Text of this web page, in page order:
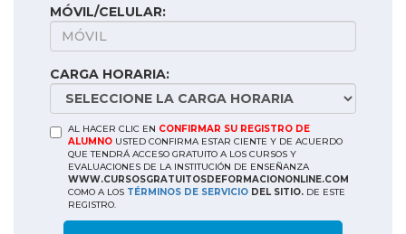
MÓVIL/CELULAR:
CARGA HORARIA:
AL HACER CLIC EN CONFIRMAR SU REGISTRO DE
ALUMNO USTED CONFIRMA ESTAR CIENTE Y DE ACUERDO
QUE TENDRÁ ACCESO GRATUITO A LOS CURSOS Y
EVALUACIONES DE LA INSTITUCIÓN DE ENSEÑANZA
WWW.CURSOSGRATUITOSDEFORMACIONONLINE.COM
COMO A LOS TÉRMINOS DE SERVICIO DEL SITIO. DE ESTE
REGISTRO.